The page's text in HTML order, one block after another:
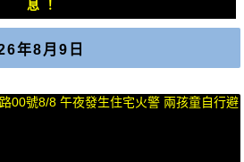
息！
年8月9日
00號8/8 午夜發生住宅火警 兩孩童自行避